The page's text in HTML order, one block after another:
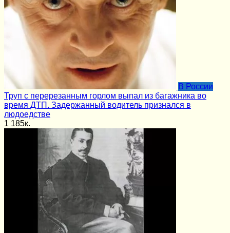
В России
Труп с перерезанным горлом выпал из багажника во
время ДТП. Задержанный водитель признался в
людоедстве
1 185к.